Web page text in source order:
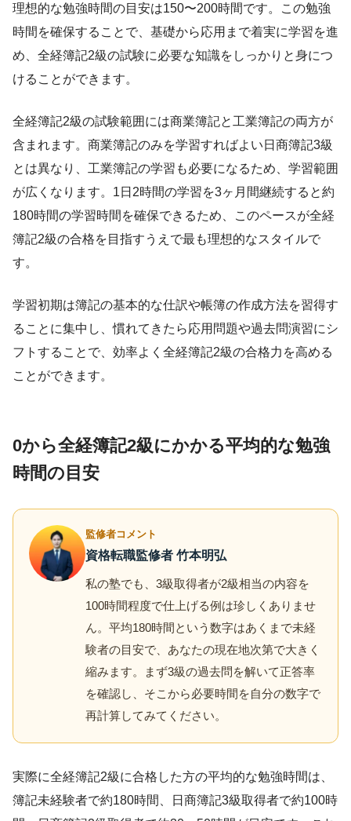
理想的な勉強時間の目安は150〜200時間です。この勉強
時間を確保することで、基礎から応用まで着実に学習を進
め、全経簿記2級の試験に必要な知識をしっかりと身につ
けることができます。
全経簿記2級の試験範囲には商業簿記と工業簿記の両方が
含まれます。商業簿記のみを学習すればよい日商簿記3級
とは異なり、工業簿記の学習も必要になるため、学習範囲
が広くなります。1日2時間の学習を3ヶ月間継続すると約
180時間の学習時間を確保できるため、このペースが全経
簿記2級の合格を目指すうえで最も理想的なスタイルで
す。
学習初期は簿記の基本的な仕訳や帳簿の作成方法を習得す
ることに集中し、慣れてきたら応用問題や過去問演習にシ
フトすることで、効率よく全経簿記2級の合格力を高める
ことができます。
0から全経簿記2級にかかる平均的な勉強
時間の目安
監修者コメント
資格転職監修者 竹本明弘
私の塾でも、3級取得者が2級相当の内容を
100時間程度で仕上げる例は珍しくありませ
ん。平均180時間という数字はあくまで未経
験者の目安で、あなたの現在地次第で大きく
縮みます。まず3級の過去問を解いて正答率
を確認し、そこから必要時間を自分の数字で
再計算してみてください。
実際に全経簿記2級に合格した方の平均的な勉強時間は、
簿記未経験者で約180時間、日商簿記3級取得者で約100時